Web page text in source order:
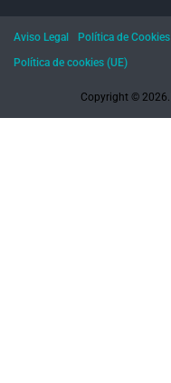
Copyright © 2026.
Aviso Legal Política de Cookies
Política de cookies (UE)